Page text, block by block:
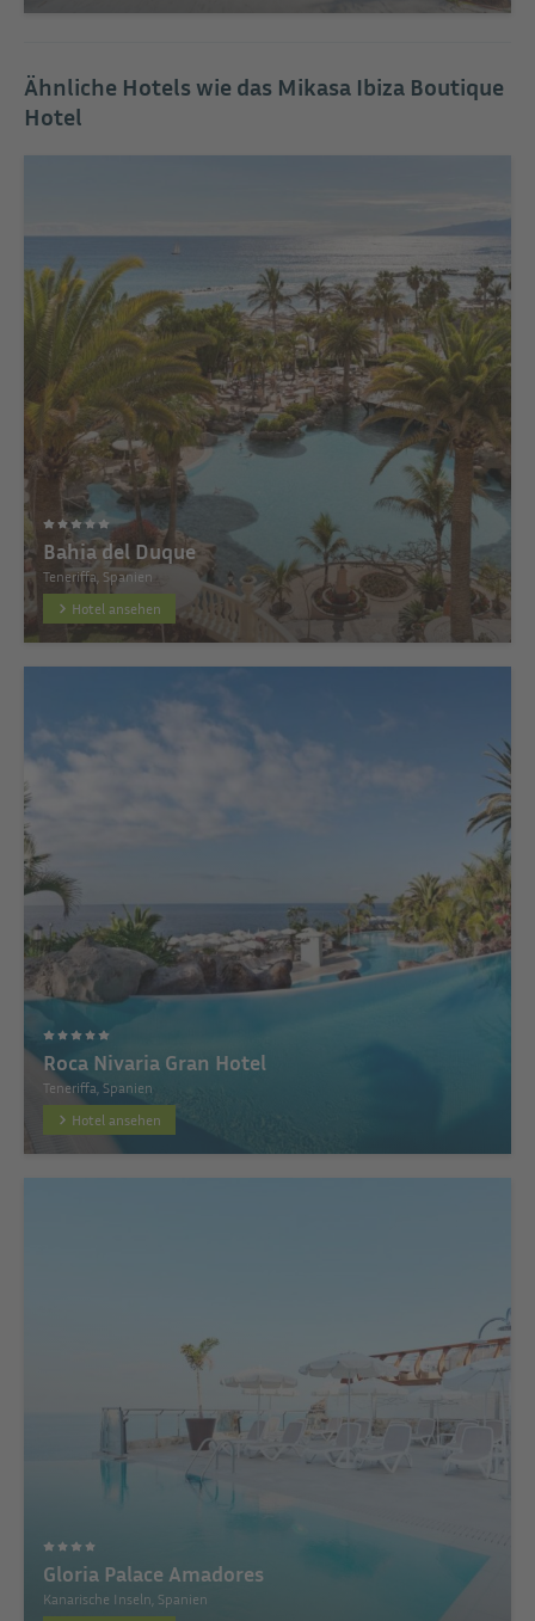
Ähnliche Hotels wie das Mikasa Ibiza Boutique
Hotel
Bahia del Duque
Teneriffa, Spanien
Hotel ansehen
Roca Nivaria Gran Hotel
Teneriffa, Spanien
Hotel ansehen
Gloria Palace Amadores
Kanarische Inseln, Spanien